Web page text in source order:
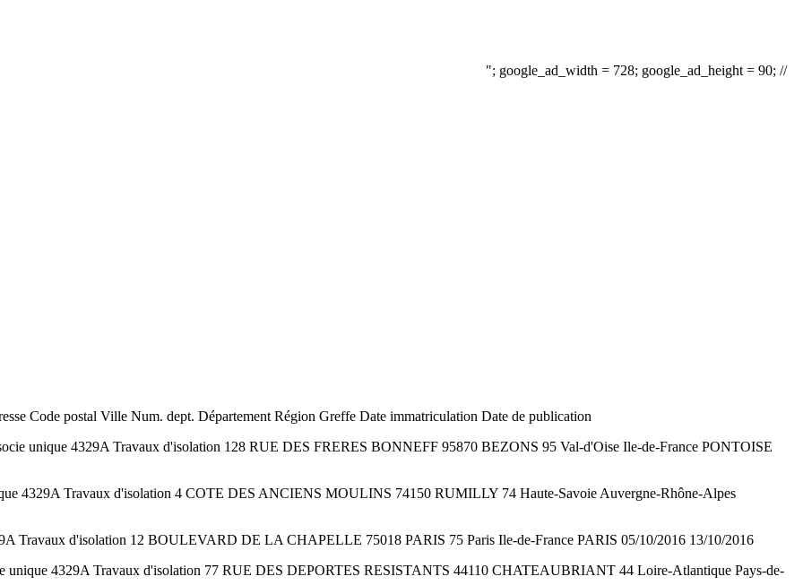
"; google_ad_width = 728; google_ad_height = 90; //
Code postal Ville Num. dept. Département Région Greffe Date immatriculation Date de publication
unique 4329A Travaux d'isolation 128 RUE DES FRERES BONNEFF 95870 BEZONS 95 Val-d'Oise Ile-de-France PONTOISE
4329A Travaux d'isolation 4 COTE DES ANCIENS MOULINS 74150 RUMILLY 74 Haute-Savoie Auvergne-Rhône-Alpes
Travaux d'isolation 12 BOULEVARD DE LA CHAPELLE 75018 PARIS 75 Paris Ile-de-France PARIS 05/10/2016 13/10/2016
unique 4329A Travaux d'isolation 77 RUE DES DEPORTES RESISTANTS 44110 CHATEAUBRIANT 44 Loire-Atlantique Pays-de-